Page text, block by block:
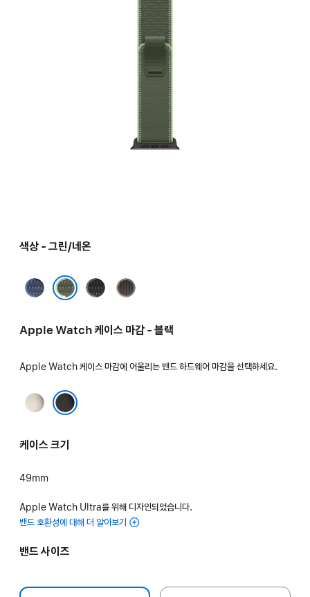
색상 - 그린/네온
블루/
블루
블랙/
블루/
Apple Watch 케이스 마감 - 블랙
Apple Watch 케이스 마감에 어울리는 밴드 하드웨어 마감을 선택하세요.
내추럴
케이스 크기
49mm
Apple Watch Ultra를 위해 디자인되었습니다.
밴드 호환성에 대해 더 알아보기
밴드 사이즈